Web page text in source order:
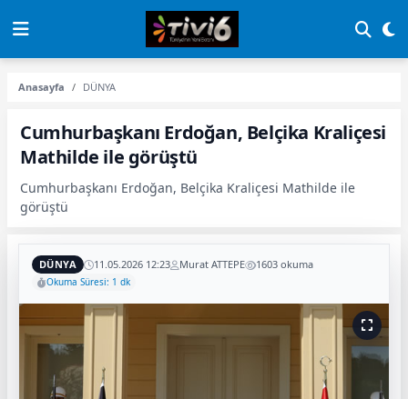
Anasayfa DÜNYA
Cumhurbaşkanı Erdoğan, Belçika Kraliçesi
Mathilde ile görüştü
Cumhurbaşkanı Erdoğan, Belçika Kraliçesi Mathilde ile
görüştü
DÜNYA 11.05.2026 12:23 Murat ATTEPE 1603 okuma
Okuma Süresi: 1 dk